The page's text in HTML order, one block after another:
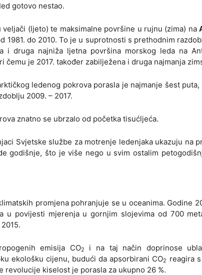
gotovo nestao.
(ljeto) te maksimalne površine u rujnu (zima) na
do 2010. To je u suprotnosti s prethodnim
i druga najniža ljetna površina morskog leda na
čemu je 2017. također zabilježena i druga najmanja
ledenog pokrova porasla je najmanje šest
2009. – 2017.
znatno se ubrzalo od početka tisućljeća.
Svjetske službe za motrenje ledenjaka ukazuju na
godišnje, što je više nego u svim ostalim
promjena pohranjuje se u oceanima. Godine
u povijesti mjerenja u gornjim slojevima od 700
emisija CO2
i na taj način doprinose
ekološku cijenu, budući da apsorbirani CO2 reagira
kiselost je porasla za ukupno 26 %.